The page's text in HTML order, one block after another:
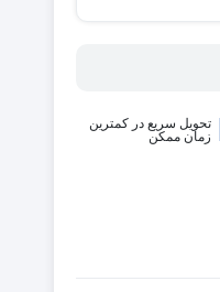
تحویل سریع در کمترین
زمان ممکن